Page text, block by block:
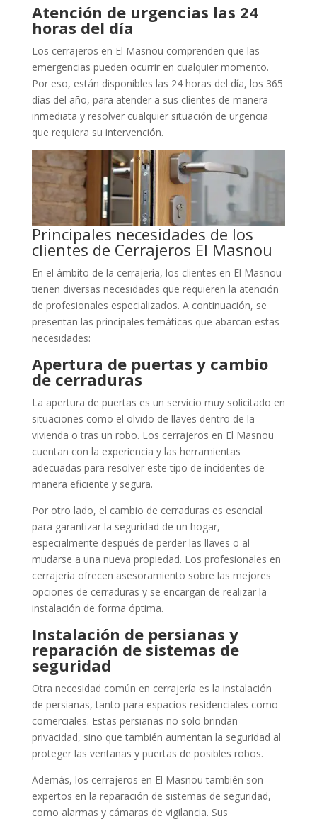
Atención de urgencias las 24
horas del día
Los cerrajeros en El Masnou comprenden que las
emergencias pueden ocurrir en cualquier momento.
Por eso, están disponibles las 24 horas del día, los 365
días del año, para atender a sus clientes de manera
inmediata y resolver cualquier situación de urgencia
que requiera su intervención.
Principales necesidades de los
clientes de Cerrajeros El Masnou
En el ámbito de la cerrajería, los clientes en El Masnou
tienen diversas necesidades que requieren la atención
de profesionales especializados. A continuación, se
presentan las principales temáticas que abarcan estas
necesidades:
Apertura de puertas y cambio
de cerraduras
La apertura de puertas es un servicio muy solicitado en
situaciones como el olvido de llaves dentro de la
vivienda o tras un robo. Los cerrajeros en El Masnou
cuentan con la experiencia y las herramientas
adecuadas para resolver este tipo de incidentes de
manera eficiente y segura.
Por otro lado, el cambio de cerraduras es esencial
para garantizar la seguridad de un hogar,
especialmente después de perder las llaves o al
mudarse a una nueva propiedad. Los profesionales en
cerrajería ofrecen asesoramiento sobre las mejores
opciones de cerraduras y se encargan de realizar la
instalación de forma óptima.
Instalación de persianas y
reparación de sistemas de
seguridad
Otra necesidad común en cerrajería es la instalación
de persianas, tanto para espacios residenciales como
comerciales. Estas persianas no solo brindan
privacidad, sino que también aumentan la seguridad al
proteger las ventanas y puertas de posibles robos.
Además, los cerrajeros en El Masnou también son
expertos en la reparación de sistemas de seguridad,
como alarmas y cámaras de vigilancia. Sus